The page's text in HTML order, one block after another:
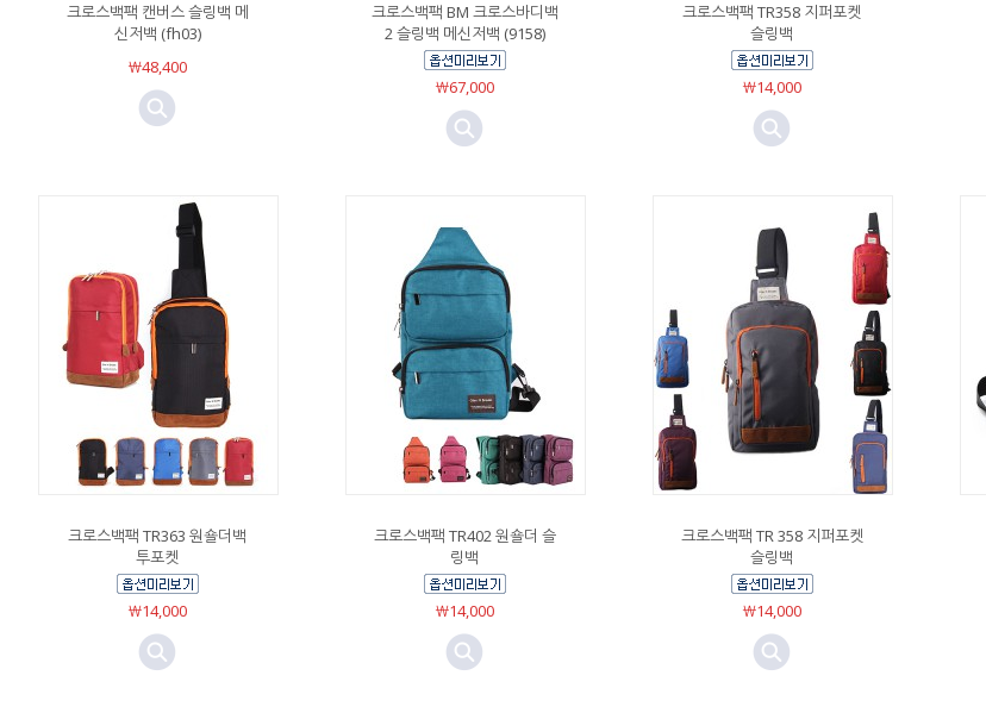
크로스백팩 캔버스 슬링백 메
신저백 (fh03)
￦48,400
크로스백팩 BM 크로스바디백
2 슬링백 메신저백 (9158)
￦67,000
크로스백팩 TR358 지퍼포켓
슬링백
￦14,000
크로스백팩 TR363 원숄더백
투포켓
￦14,000
크로스백팩 TR402 원숄더 슬
링백
￦14,000
크로스백팩 TR 358 지퍼포켓
슬링백
￦14,000